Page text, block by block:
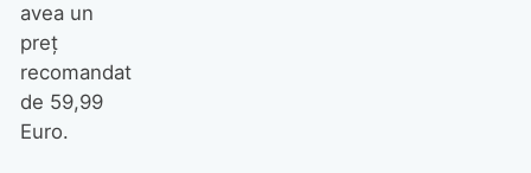
avea un
preţ
recomandat
de 59,99
Euro.